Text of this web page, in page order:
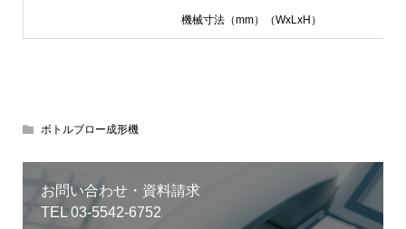
機械寸法（mm）（WxLxH）
ボトルブロー成形機
お問い合わせ・資料請求
TEL 03-5542-6752